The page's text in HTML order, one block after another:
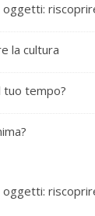
oggetti:
la cultura
tuo tempo?
oggetti: